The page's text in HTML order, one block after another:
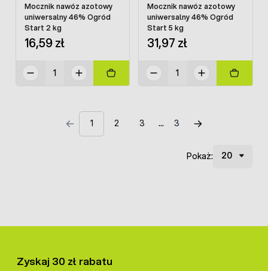
Mocznik nawóz azotowy
uniwersalny 46% Ogród
Start 2 kg
16,59 zł
Mocznik nawóz azotowy
uniwersalny 46% Ogród
Start 5 kg
31,97 zł
1 2 3 3
Pokaż:
Zyskaj 30 zł rabatu